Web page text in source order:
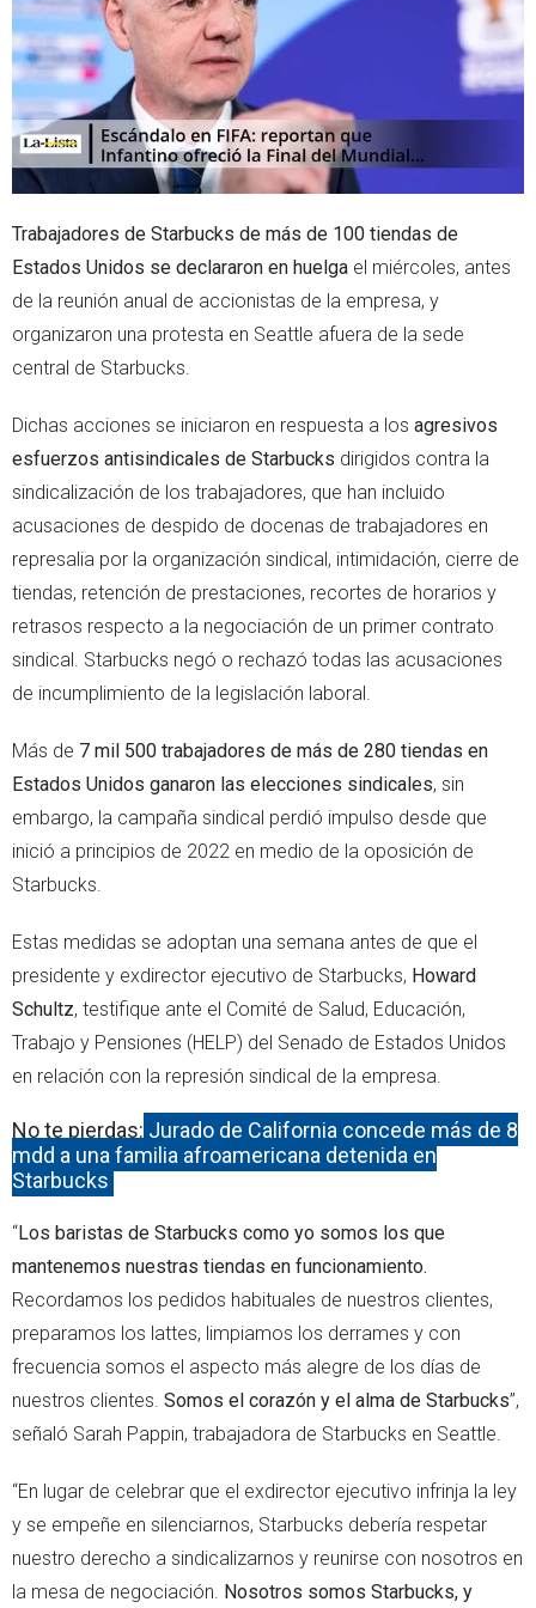
p
Trabajadores de Starbucks de más de 100 tiendas de
Estados Unidos se declararon en huelga el miércoles, antes
de la reunión anual de accionistas de la empresa, y
organizaron una protesta en Seattle afuera de la sede
central de Starbucks.
Dichas acciones se iniciaron en respuesta a los agresivos
esfuerzos antisindicales de Starbucks dirigidos contra la
sindicalización de los trabajadores, que han incluido
acusaciones de despido de docenas de trabajadores en
represalia por la organización sindical, intimidación, cierre de
tiendas, retención de prestaciones, recortes de horarios y
retrasos respecto a la negociación de un primer contrato
sindical. Starbucks negó o rechazó todas las acusaciones
de incumplimiento de la legislación laboral.
Más de 7 mil 500 trabajadores de más de 280 tiendas en
Estados Unidos ganaron las elecciones sindicales, sin
embargo, la campaña sindical perdió impulso desde que
inició a principios de 2022 en medio de la oposición de
Starbucks.
Estas medidas se adoptan una semana antes de que el
presidente y exdirector ejecutivo de Starbucks, Howard
Schultz, testifique ante el Comité de Salud, Educación,
Trabajo y Pensiones (HELP) del Senado de Estados Unidos
en relación con la represión sindical de la empresa.
No te pierdas: Jurado de California concede más de 8
mdd a una familia afroamericana detenida en
Starbucks
“Los baristas de Starbucks como yo somos los que
mantenemos nuestras tiendas en funcionamiento.
Recordamos los pedidos habituales de nuestros clientes,
preparamos los lattes, limpiamos los derrames y con
frecuencia somos el aspecto más alegre de los días de
nuestros clientes. Somos el corazón y el alma de Starbucks”,
señaló Sarah Pappin, trabajadora de Starbucks en Seattle.
“En lugar de celebrar que el exdirector ejecutivo infrinja la ley
y se empeñe en silenciarnos, Starbucks debería respetar
nuestro derecho a sindicalizarnos y reunirse con nosotros en
la mesa de negociación. Nosotros somos Starbucks, y